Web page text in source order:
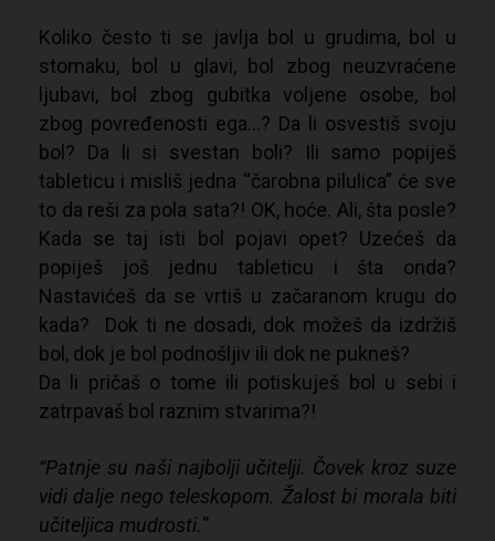
Koliko često ti se javlja bol u grudima, bol u
stomaku, bol u glavi, bol zbog neuzvraćene
ljubavi, bol zbog gubitka voljene osobe, bol
zbog povređenosti ega…? Da li osvestiš svoju
bol? Da li si svestan boli? Ili samo popiješ
tableticu i misliš jedna “čarobna pilulica” će sve
to da reši za pola sata?! OK, hoće. Ali, šta posle?
Kada se taj isti bol pojavi opet? Uzećeš da
popiješ još jednu tableticu i šta onda?
Nastavićeš da se vrtiš u začaranom krugu do
kada? Dok ti ne dosadi, dok možeš da izdržiš
bol, dok je bol podnošljiv ili dok ne pukneš?
Da li pričaš o tome ili potiskuješ bol u sebi i
zatrpavaš bol raznim stvarima?!
“Patnje su naši najbolji učitelji. Čovek kroz suze
vidi dalje nego teleskopom. Žalost bi morala biti
učiteljica mudrosti.”